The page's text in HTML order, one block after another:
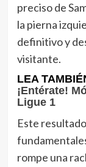
preciso de
la pierna
definitivo y
visitante.
LEA
¡Entérate!
Ligue 1
Este
rompe una